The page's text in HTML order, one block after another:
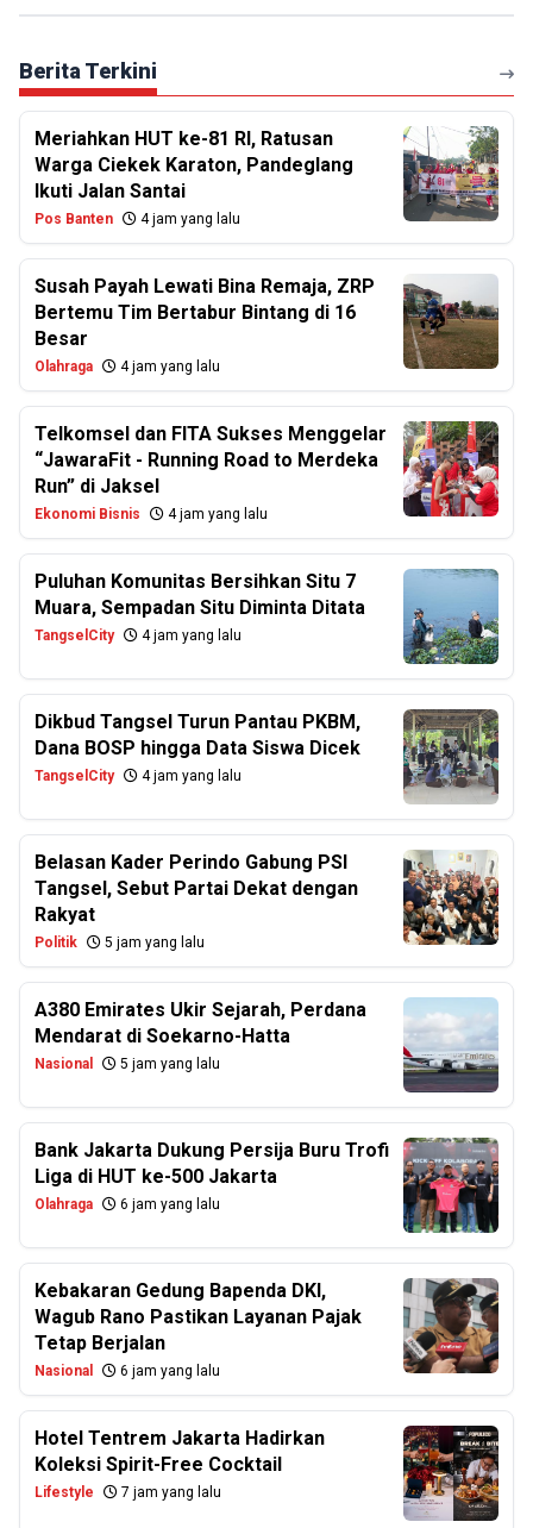
Berita Terkini
Meriahkan HUT ke-81 RI, Ratusan
Warga Ciekek Karaton, Pandeglang
Ikuti Jalan Santai
Pos Banten 4 jam yang lalu
Susah Payah Lewati Bina Remaja, ZRP
Bertemu Tim Bertabur Bintang di 16
Besar
Olahraga 4 jam yang lalu
Telkomsel dan FITA Sukses Menggelar
“JawaraFit - Running Road to Merdeka
Run” di Jaksel
Ekonomi Bisnis 4 jam yang lalu
Puluhan Komunitas Bersihkan Situ 7
Muara, Sempadan Situ Diminta Ditata
TangselCity 4 jam yang lalu
Dikbud Tangsel Turun Pantau PKBM,
Dana BOSP hingga Data Siswa Dicek
TangselCity 4 jam yang lalu
Belasan Kader Perindo Gabung PSI
Tangsel, Sebut Partai Dekat dengan
Rakyat
Politik 5 jam yang lalu
A380 Emirates Ukir Sejarah, Perdana
Mendarat di Soekarno-Hatta
Nasional 5 jam yang lalu
Bank Jakarta Dukung Persija Buru Trofi
Liga di HUT ke-500 Jakarta
Olahraga 6 jam yang lalu
Kebakaran Gedung Bapenda DKI,
Wagub Rano Pastikan Layanan Pajak
Tetap Berjalan
Nasional 6 jam yang lalu
Hotel Tentrem Jakarta Hadirkan
Koleksi Spirit-Free Cocktail
Lifestyle 7 jam yang lalu